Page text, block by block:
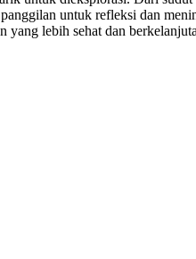
untuk refleksi dan
yang lebih sehat dan